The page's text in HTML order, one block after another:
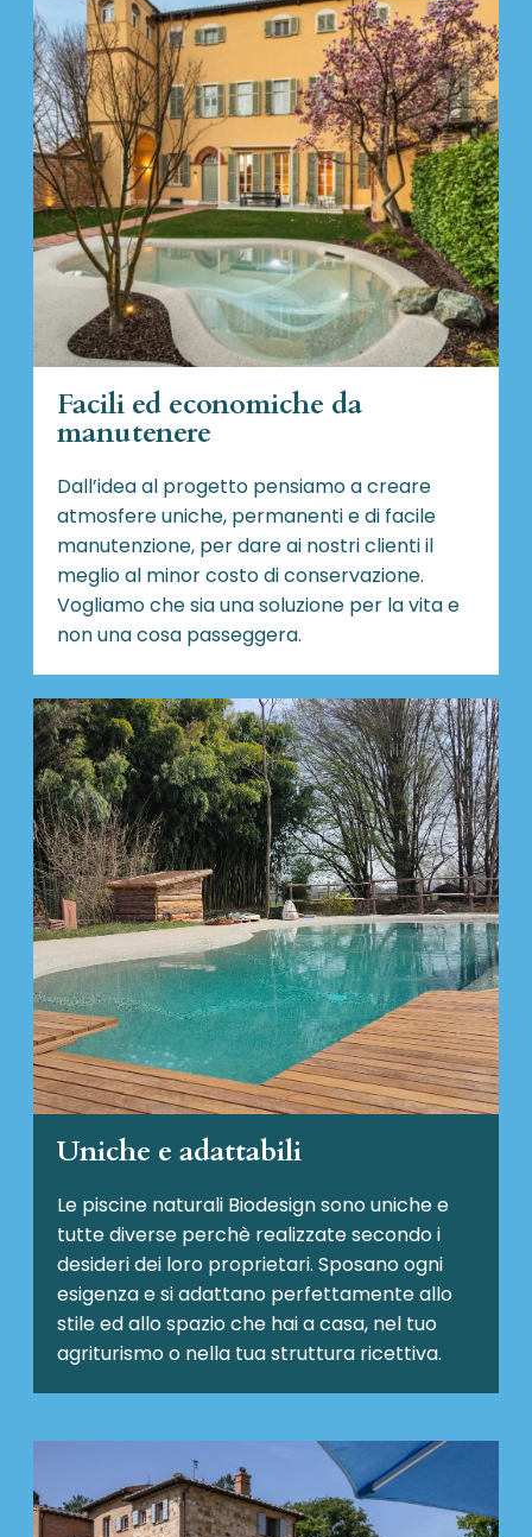
Facili ed economiche da
manutenere
Dall’idea al progetto pensiamo a creare
atmosfere uniche, permanenti e di facile
manutenzione, per dare ai nostri clienti il
meglio al minor costo di conservazione.
Vogliamo che sia una soluzione per la vita e
non una cosa passeggera.
Uniche e adattabili
Le piscine naturali Biodesignsono uniche e
tutte diverse perchè realizzate secondo i
desideri dei loro proprietari. Sposano ogni
esigenza e si adattano perfettamente allo
stile ed allo spazio che hai a casa, nel tuo
agriturismo o nella tua struttura ricettiva.